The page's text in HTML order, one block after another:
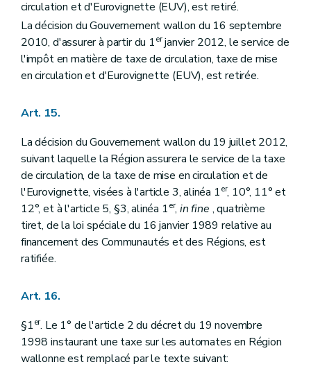
circulation et d'Eurovignette (EUV), est retiré.
La décision du Gouvernement wallon du 16 septembre
2010, d'assurer à partir du 1erjanvier 2012, le service de
l'impôt en matière de taxe de circulation, taxe de mise
en circulation et d'Eurovignette (EUV), est retirée.
Art. 15.
La décision du Gouvernement wallon du 19 juillet 2012,
suivant laquelle la Région assurera le service de la taxe
de circulation, de la taxe de mise en circulation et de
l'Eurovignette, visées à l'article 3, alinéa 1er, 10°, 11° et
12°, et à l'article 5, §3, alinéa 1er, in fine , quatrième
tiret, de la loi spéciale du 16 janvier 1989 relative au
financement des Communautés et des Régions, est
ratifiée.
Art. 16.
§1er. Le 1° de l'article 2 du décret du 19 novembre
1998 instaurant une taxe sur les automates en Région
wallonne est remplacé par le texte suivant: